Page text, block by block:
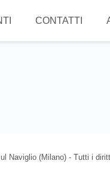
CONTATTI
Naviglio (Milano) - Tutti i